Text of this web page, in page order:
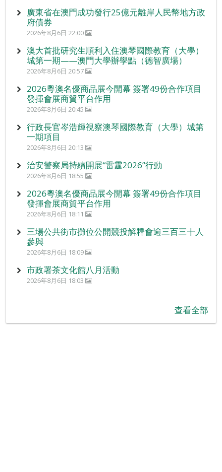
廣東省在澳門成功發行25億元離岸人民幣地方政
府債券
2026年8月6日 22:00
澳大首批研究生順利入住澳琴國際教育（大學）
城第一期——澳門大學辦學點（德智廣場）
2026年8月6日 20:57
2026粵澳名優商品展今開幕 簽署49份合作項目
發揮會展商貿平台作用
2026年8月6日 20:45
行政長官岑浩輝視察澳琴國際教育（大學）城第
一期項目
2026年8月6日 20:13
治安警察局持續開展“雷霆2026”行動
2026年8月6日 18:55
2026粵澳名優商品展今開幕 簽署49份合作項目
發揮會展商貿平台作用
2026年8月6日 18:11
三場公共街市攤位公開競投解釋會逾三百三十人
參與
2026年8月6日 18:09
市政署茶文化館八月活動
2026年8月6日 18:03
查看全部